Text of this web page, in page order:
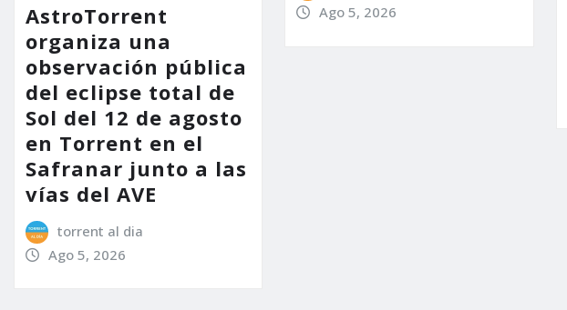
AstroTorrent
organiza una
observación pública
del eclipse total de
Sol del 12 de agosto
en Torrent en el
Safranar junto a las
vías del AVE
torrent al dia
Ago 5, 2026
Ago 5, 2026